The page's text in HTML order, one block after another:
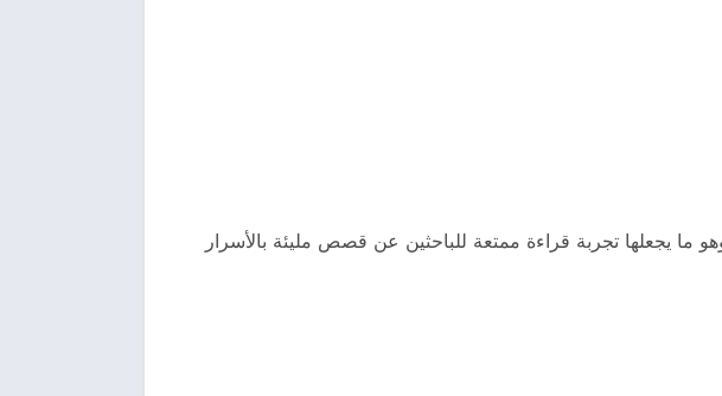
ما يجعلها تجربة قراءة ممتعة للباحثين عن قصص مليئة بالأسرار